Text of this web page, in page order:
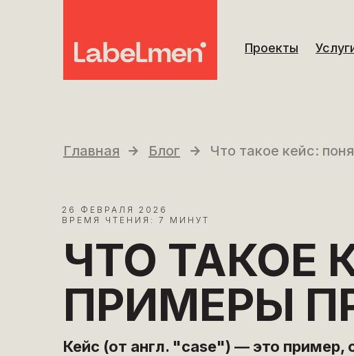
Проекты
Главная Блог Что такое кейс:
ЧТО ТАКОЕ
ПРИМЕРЫ
26 ФЕВРАЛЯ 2026
ВРЕМЯ ЧТЕНИЯ: 7 МИНУТ
Кейс (от англ. "case") — это пример,